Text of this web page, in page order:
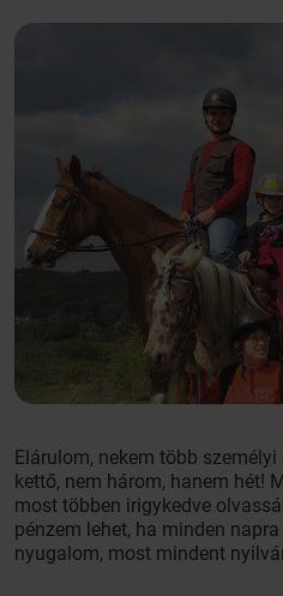
Elárulom, nekem több
kettő, nem három, hanem hét!
most többen irigykedve
pénzem lehet, ha minden
nyugalom, most mindent